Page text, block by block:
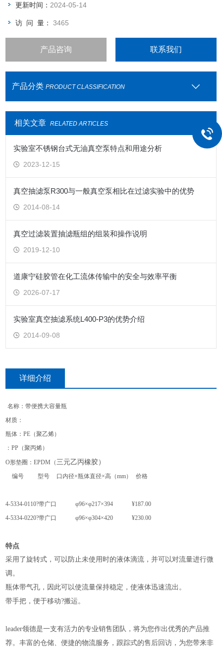
更新时间： 2024-05-14
访 问 量：3465
产品咨询 联系我们
产品分类 PRODUCT CLASSIFICATION
相关文章 RELATED ARTICLES
实验室不锈钢台式无油真空泵特点和用途分析
2023-12-15
真空抽滤泵R300与一般真空泵相比在过滤实验中的优势
2014-08-14
真空过滤装置抽滤瓶组的组装和操作说明
2019-12-10
道康宁硅胶管在化工流体传输中的安全与效率平衡
2026-07-17
实验室真空抽滤系统L400-P3的优势介绍
2014-09-08
详细介绍
名称：带便携大容量瓶
材质：
瓶体 ：PE（聚乙烯）
：PP（聚丙烯）
O形垫圈 ：EPDM（三元乙丙橡胶）
编号 型号 口内径×瓶体直径×高（mm） 价格
4-5334-0110?带广口 φ96×φ217×394
¥187.00
4-5334-0220?带广口 φ96×φ304×420 ¥230.00
特点
采用了旋转式，可以防止未使用时的液体滴流，并可以对流量进行微
调。
瓶体带气孔，因此可以使流量保持稳定，使液体迅速流出。
带手把，便于移动?搬运。
leader领德是一支有活力的专业销售团队，将为您作出优秀的产品推
荐。丰富的仓储、便捷的物流服务，跟踪式的售后回访，为您带来非